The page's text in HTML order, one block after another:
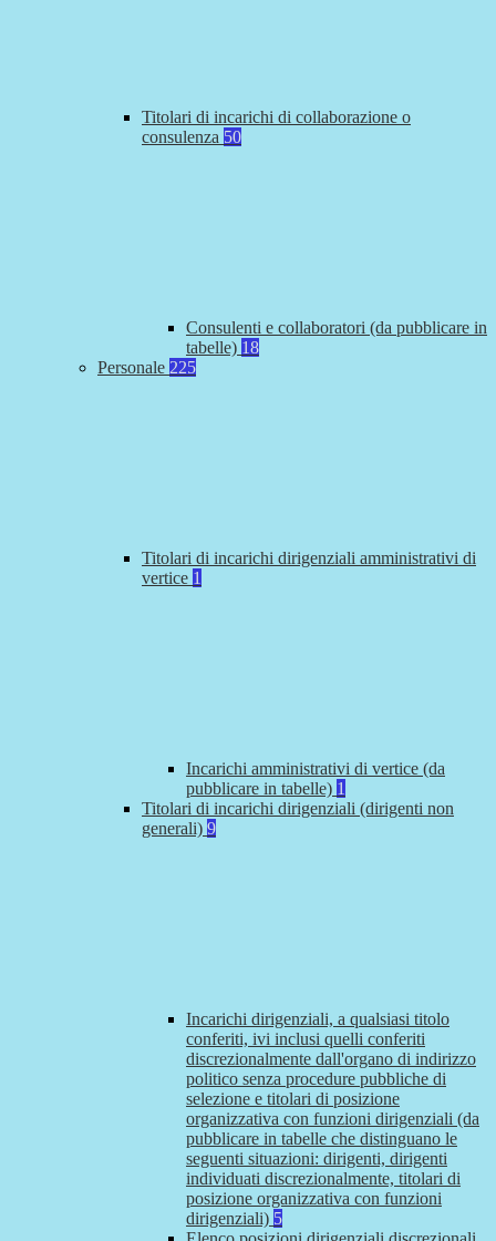
Titolari di incarichi di collaborazione o
consulenza 50
Consulenti e collaboratori (da pubblicare in
tabelle) 18
Personale 225
Titolari di incarichi dirigenziali amministrativi di
vertice 1
Incarichi amministrativi di vertice (da
pubblicare in tabelle) 1
Titolari di incarichi dirigenziali (dirigenti non
generali) 9
Incarichi dirigenziali, a qualsiasi titolo
conferiti, ivi inclusi quelli conferiti
discrezionalmente dall'organo di indirizzo
politico senza procedure pubbliche di
selezione e titolari di posizione
organizzativa con funzioni dirigenziali (da
pubblicare in tabelle che distinguano le
seguenti situazioni: dirigenti, dirigenti
individuati discrezionalmente, titolari di
posizione organizzativa con funzioni
dirigenziali) 5